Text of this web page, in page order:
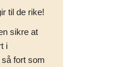
til de rike!
sikre at
i
fort som